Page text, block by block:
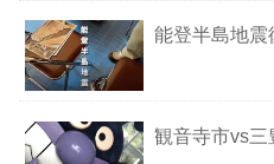
能登半島地震
観音寺市vs三